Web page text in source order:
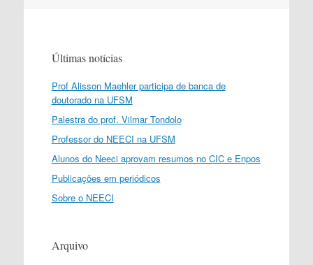
Últimas notícias
Prof Alisson Maehler participa de banca de
doutorado na UFSM
Palestra do prof. Vilmar Tondolo
Professor do NEECI na UFSM
Alunos do Neeci aprovam resumos no CIC e Enpos
Publicações em periódicos
Sobre o NEECI
Arquivo